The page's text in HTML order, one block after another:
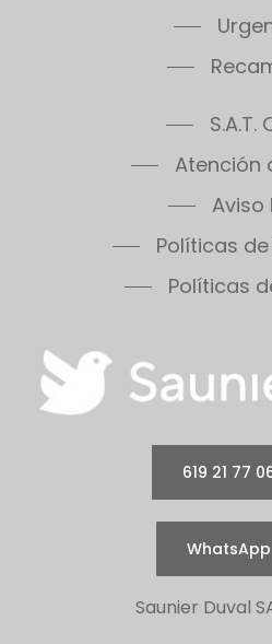
S.A.T.
Atención
Aviso
Políticas
Políticas
619 21 77
WhatsApp
Saunier Duval